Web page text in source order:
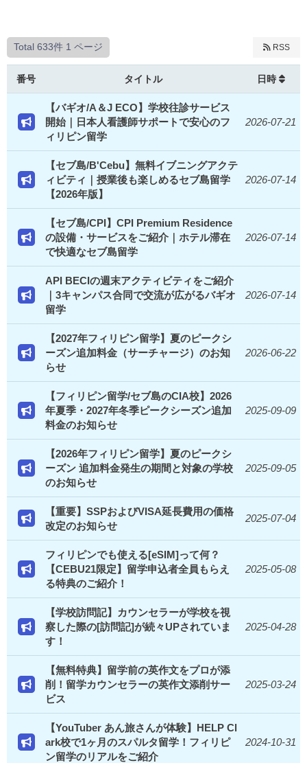
Total 633件 1 ページ RSS
番号 タイトル 日時
【バギオ/A＆J ECO】学校往診サービス
開始｜日本人看護師サポートで安心のフ
ィリピン留学
2026-07-21
【セブ島/B'Cebu】無料イブニングアクテ
ィビティ｜授業後も楽しめるセブ島留学
【2026年版】
2026-07-14
【セブ島/CPI】CPI Premium Residence
の設備・サービスをご紹介｜ホテル滞在
で快適なセブ島留学
2026-07-14
API BECIの週末アクティビティをご紹介
｜3キャンパス合同で交流が広がるバギオ
留学
2026-07-14
【2027年フィリピン留学】夏のピークシ
ーズン追加料金（サーチャージ）のお知
らせ
2026-06-22
【フィリピン留学/セブ島のCIA校】2026
年夏季・2027年冬季ピークシーズン追加
料金のお知らせ
2025-09-09
【2026年フィリピン留学】夏のピークシ
ーズン 追加料金発生の期間と対象の学校
のお知らせ
2025-09-05
【重要】SSPおよびVISA延長費用の価格
改定のお知らせ
2025-07-04
フィリピンでも使える[eSIM]って何？
【CEBU21限定】留学申込者全員もらえ
る特典のご紹介！
2025-05-08
【学校訪問記】カウンセラーが学校を視
察した際の[訪問記]が続々UPされていま
す！
2025-04-28
【無料特典】留学前の英作文をプロが添
削！留学カウンセラーの英作文添削サー
ビス
2025-03-24
【YouTuber あん旅さんが体験】HELP Cl
ark校で1ヶ月のスパルタ留学！フィリピ
ン留学のリアルをご紹介
2024-10-31